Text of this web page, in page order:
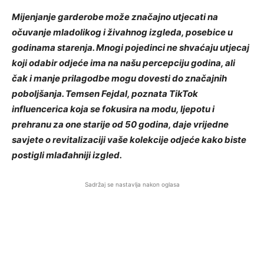
Mijenjanje garderobe može značajno utjecati na
očuvanje mladolikog i živahnog izgleda, posebice u
godinama starenja. Mnogi pojedinci ne shvaćaju utjecaj
koji odabir odjeće ima na našu percepciju godina, ali
čak i manje prilagodbe mogu dovesti do značajnih
poboljšanja. Temsen Fejdal, poznata TikTok
influencerica koja se fokusira na modu, ljepotu i
prehranu za one starije od 50 godina, daje vrijedne
savjete o revitalizaciji vaše kolekcije odjeće kako biste
postigli mlađahniji izgled.
Sadržaj se nastavlja nakon oglasa